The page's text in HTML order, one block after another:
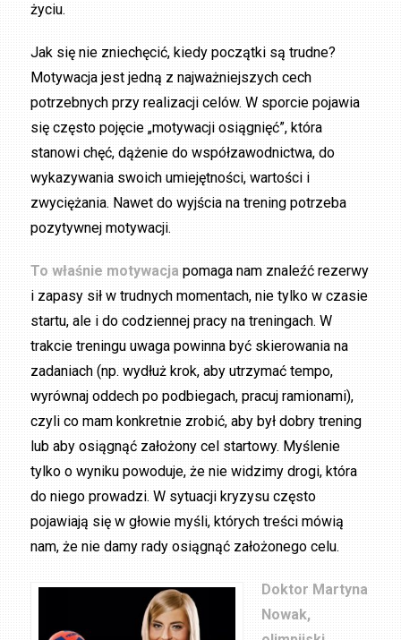
życiu.
Jak się nie zniechęcić, kiedy początki są trudne?
Motywacja jest jedną z najważniejszych cech
potrzebnych przy realizacji celów. W sporcie pojawia
się często pojęcie „motywacji osiągnięć”, która
stanowi chęć, dążenie do współzawodnictwa, do
wykazywania swoich umiejętności, wartości i
zwyciężania. Nawet do wyjścia na trening potrzeba
pozytywnej motywacji.
To właśnie motywacja pomaga nam znaleźć rezerwy
i zapasy sił w trudnych momentach, nie tylko w czasie
startu, ale i do codziennej pracy na treningach. W
trakcie treningu uwaga powinna być skierowania na
zadaniach (np. wydłuż krok, aby utrzymać tempo,
wyrównaj oddech po podbiegach, pracuj ramionami),
czyli co mam konkretnie zrobić, aby był dobry trening
lub aby osiągnąć założony cel startowy. Myślenie
tylko o wyniku powoduje, że nie widzimy drogi, która
do niego prowadzi. W sytuacji kryzysu często
pojawiają się w głowie myśli, których treści mówią
nam, że nie damy rady osiągnąć założonego celu.
Doktor Martyna
Nowak,